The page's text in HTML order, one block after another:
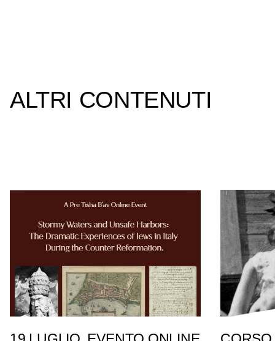
ALTRI CONTENUTI